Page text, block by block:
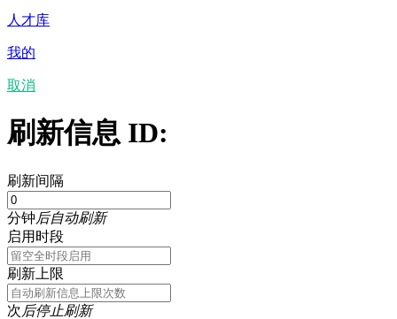
人才库
我的
取消
刷新信息 ID:
刷新间隔
分钟后自动刷新
启用时段
刷新上限
次后停止刷新